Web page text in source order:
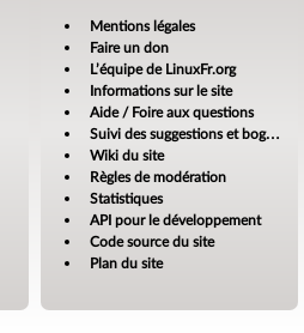
Mentions légales
Faire un don
L’équipe de LinuxFr.org
Informations sur le site
Aide / Foire aux questions
Suivi des suggestions et bogues
Wiki du site
Règles de modération
Statistiques
API pour le développement
Code source du site
Plan du site